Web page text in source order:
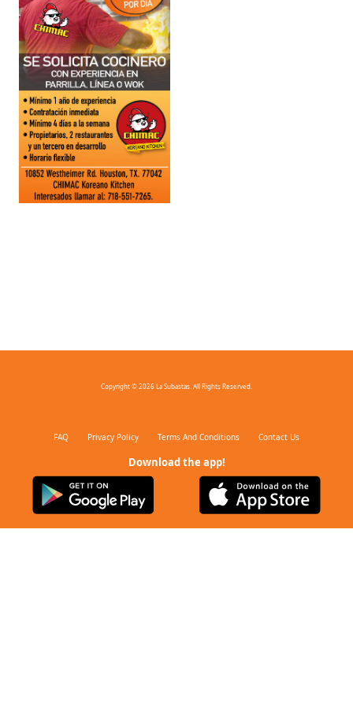
Copyright © 2026 La Subastas. All Rights Reserved.
FAQ Privacy Policy Terms And Conditions Contact Us
Download the app!